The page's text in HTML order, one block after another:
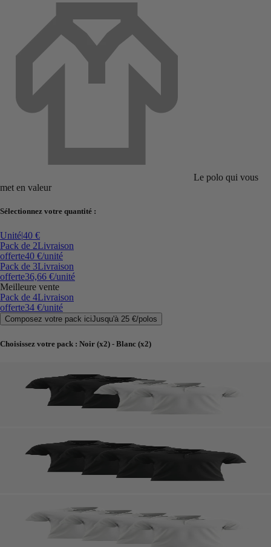
Le polo qui vous
met en valeur
Sélectionnez votre quantité :
Unité|40 €
Pack de 2Livraison
offerte40 €/unité
Pack de 3Livraison
offerte36,66 €/unité
Meilleure vente
Pack de 4Livraison
offerte34 €/unité
Composez votre pack iciJusqu'à 25 €/polos
Choisissez votre pack : Noir (x2) - Blanc (x2)